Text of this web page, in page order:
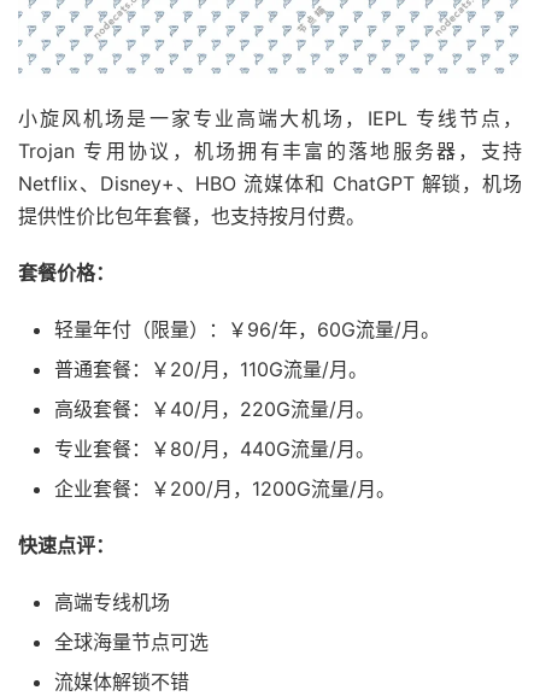
小旋风机场是一家专业高端大机场，IEPL 专线节点，
Trojan 专用协议，机场拥有丰富的落地服务器，支持
Netflix、Disney+、HBO 流媒体和 ChatGPT 解锁，机场
提供性价比包年套餐，也支持按月付费。
套餐价格：
轻量年付（限量）：￥96/年，60G流量/月。
普通套餐：￥20/月，110G流量/月。
高级套餐：￥40/月，220G流量/月。
专业套餐：￥80/月，440G流量/月。
企业套餐：￥200/月，1200G流量/月。
快速点评：
高端专线机场
全球海量节点可选
流媒体解锁不错